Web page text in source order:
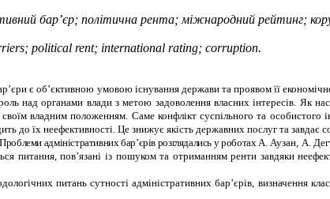
бар’єр; політична рента; міжнародний рейтинг;
political rent; international rating; corruption.
є об’єктивною умовою існування держави та проявом її
над органами влади з метою задоволення власних інтересів. Як
владним положенням. Саме конфлікт суспільного та особистого
до їх неефективності. Це знижує якість державних послуг та завдає
адміністративних бар’єрів розглядались у роботахА. Аузан, А.
питання, пов’язані із пошуком та отриманням ренти завдяки
питань сутності адміністративних бар’єрів, визначення